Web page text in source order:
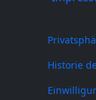
Historie